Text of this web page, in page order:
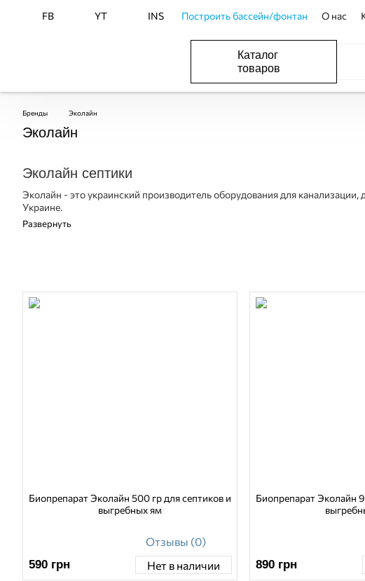
FB YT INS Построить бассейн/фонтан О нас
Каталог
товаров
Бренды Эколайн
Эколайн
Эколайн септики
Эколайн - это украинский производитель оборудования для
Украине.
Биопрепарат Эколайн 500 гр для септиков и
выгребных ям
Отзывы (0)
590 грн Нет в наличии
Биопрепарат Эколайн
890 грн